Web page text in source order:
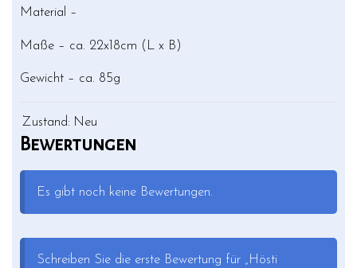
Material –
Maße – ca. 22x18cm (L x B)
Gewicht – ca. 85g
Zustand: Neu
Bewertungen
Es gibt noch keine Bewertungen.
Schreiben Sie die erste Bewertung für „Hösti